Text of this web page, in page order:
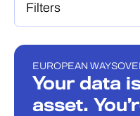
Filters
ブログ
EUROPEAN WAY
Your data
asset.